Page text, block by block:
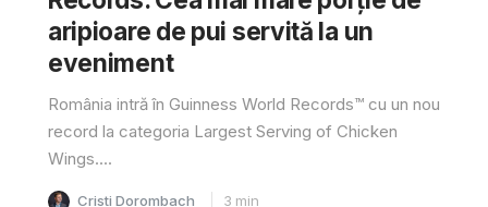
aripioare de pui servită la un
eveniment
România intră în Guinness World Records™️ cu un nou
record la categoria Largest Serving of Chicken
Wings....
Cristi Dorombach 3 min